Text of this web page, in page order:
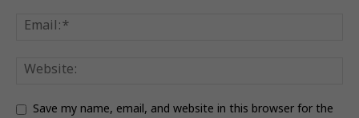
Save my name, email, and website in this browser for the